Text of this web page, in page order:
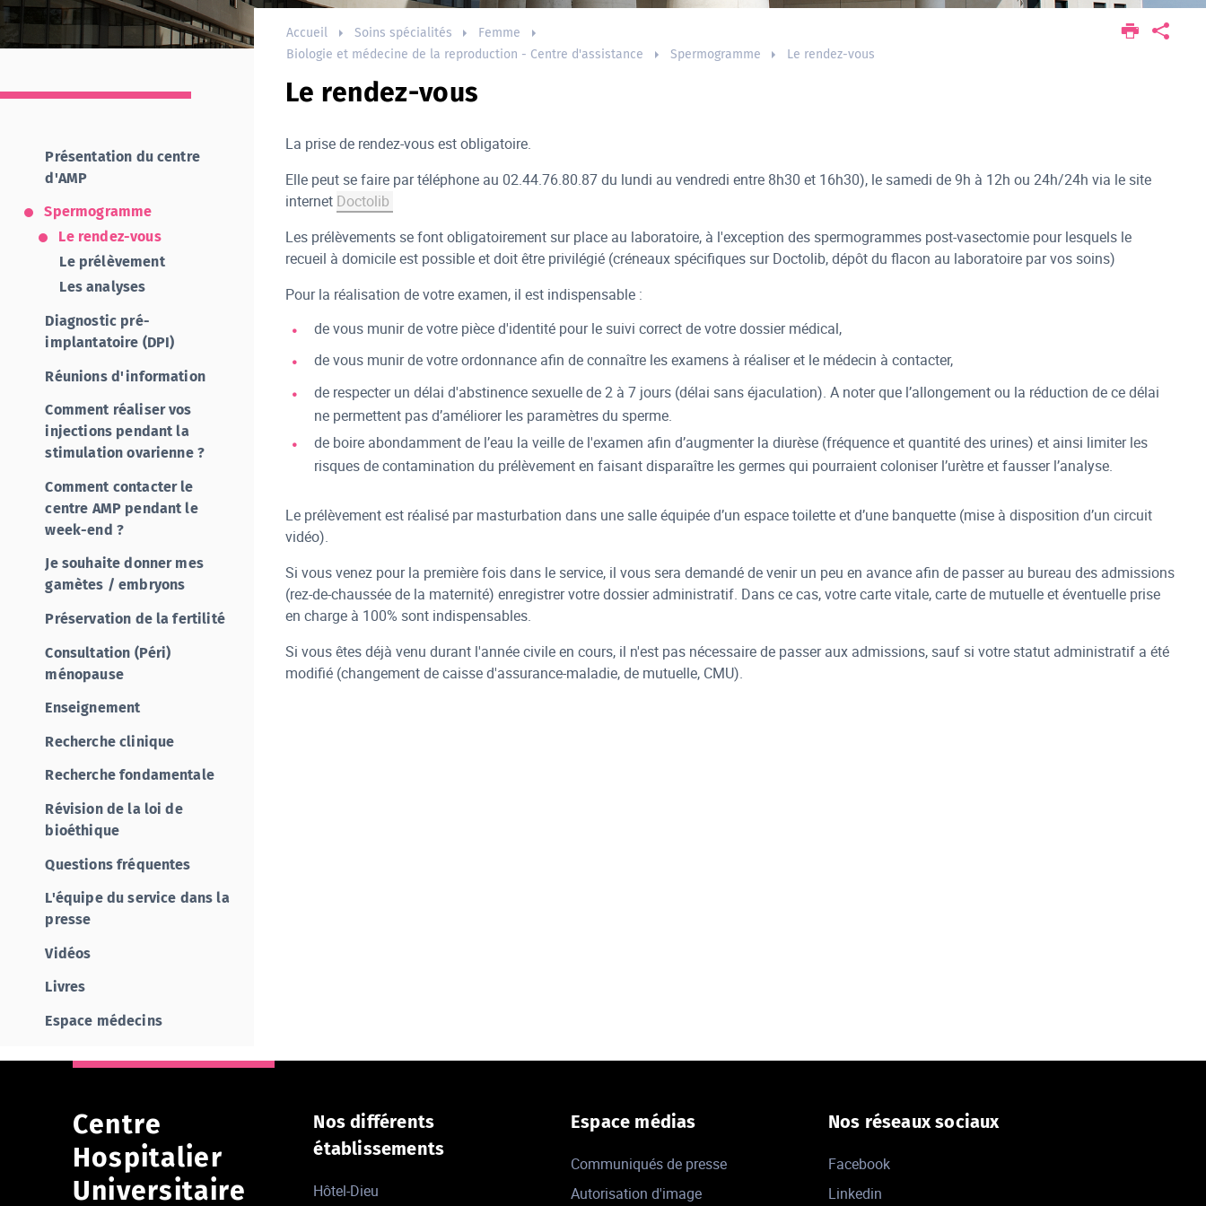
Accueil Soins spécialités
Femme
Biologie et médecine de la reproduction - Centre d'assistance
Spermogramme Le rendez-vous
Le rendez-vous
La prise de rendez-vous est obligatoire.
Elle peut se faire par téléphone au 02.44.76.80.87 du lundi au vendredi entre 8h30 et 16h30), le samedi de 9h à 12h ou 24h/24h via le site
internet Doctolib
Les prélèvements se font obligatoirement sur place au laboratoire, à l'exception des spermogrammes post-vasectomie pour lesquels le
recueil à domicile est possible et doit être privilégié (créneaux spécifiques sur Doctolib, dépôt du flacon au laboratoire par vos soins)
Pour la réalisation de votre examen, il est indispensable :
de vous munir de votre pièce d'identité pour le suivi correct de votre dossier médical,
de vous munir de votre ordonnance afin de connaître les examens à réaliser et le médecin à contacter,
de respecter un délai d'abstinence sexuelle de 2 à 7 jours (délai sans éjaculation). A noter que l’allongement ou la réduction de ce délai
ne permettent pas d’améliorer les paramètres du sperme.
de boire abondamment de l’eau la veille de l'examen afin d’augmenter la diurèse (fréquence et quantité des urines) et ainsi limiter les
risques de contamination du prélèvement en faisant disparaître les germes qui pourraient coloniser l’urètre et fausser l’analyse.
Le prélèvement est réalisé par masturbation dans une salle équipée d’un espace toilette et d’une banquette (mise à disposition d’un circuit
vidéo).
Si vous venez pour la première fois dans le service, il vous sera demandé de venir un peu en avance afin de passer au bureau des admissions
(rez-de-chaussée de la maternité) enregistrer votre dossier administratif. Dans ce cas, votre carte vitale, carte de mutuelle et éventuelle prise
en charge à 100% sont indispensables.
Si vous êtes déjà venu durant l'année civile en cours, il n'est pas nécessaire de passer aux admissions, sauf si votre statut administratif a été
modifié (changement de caisse d'assurance-maladie, de mutuelle, CMU).
Présentation du centre
d'AMP
Spermogramme
Le rendez-vous
Le prélèvement
Les analyses
Diagnostic pré-
implantatoire (DPI)
Réunions d'information
Comment réaliser vos
injections pendant la
stimulation ovarienne ?
Comment contacter le
centre AMP pendant le
week-end ?
Je souhaite donner mes
gamètes / embryons
Préservation de la fertilité
Consultation (Péri)
ménopause
Enseignement
Recherche clinique
Recherche fondamentale
Révision de la loi de
bioéthique
Questions fréquentes
L'équipe du service dans la
presse
Vidéos
Livres
Espace médecins
Centre
Hospitalier
Universitaire
Nos différents
établissements
Hôtel-Dieu
Espace médias
Communiqués de presse
Autorisation d'image
Nos réseaux sociaux
Facebook
Linkedin